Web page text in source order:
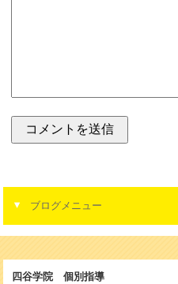
ブログメニュー
四谷学院 個別指導